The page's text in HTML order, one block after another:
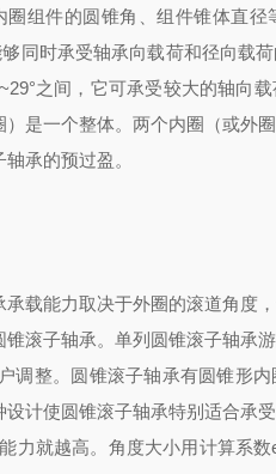
圈组件的圆锥角、组件锥体
同时承受轴承向载荷和径向载
之间，它可承受较大的轴向
是一个整体。两个内圈（或外
承的预过盈。
载能力取决于外圈的滚道角度
滚子轴承。单列圆锥滚子轴承
整。圆锥滚子轴承有圆锥形
计使圆锥滚子轴承特别适合承
力就越高。角度大小用计算系